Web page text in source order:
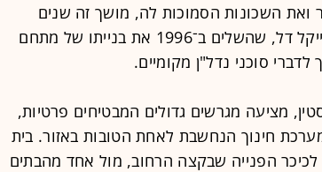
ואת השכונות הסמוכות לה, מושך זה שנים
תושבים אמידים, ובהם מייסד Dell מייקל דל, שהשלים ב־1996 את בנייתו של מתחם
סוכני נדל"ן מקומיים.
מציעה מגרשים גדולים המבטיחים פרטיות,
חינוך הנחשבת לאחת הטובות באזור. בית
הפנייה שבקצה הרחוב, מול אחד מהבתים